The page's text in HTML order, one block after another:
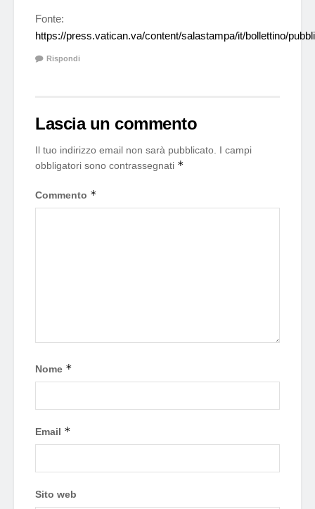
Fonte:
https://press.vatican.va/content/salastampa/it/bollettino/
Rispondi
Lascia un commento
Il tuo indirizzo email non sarà pubblicato. I campi
obbligatori sono contrassegnati *
Commento *
Nome *
Email *
Sito web